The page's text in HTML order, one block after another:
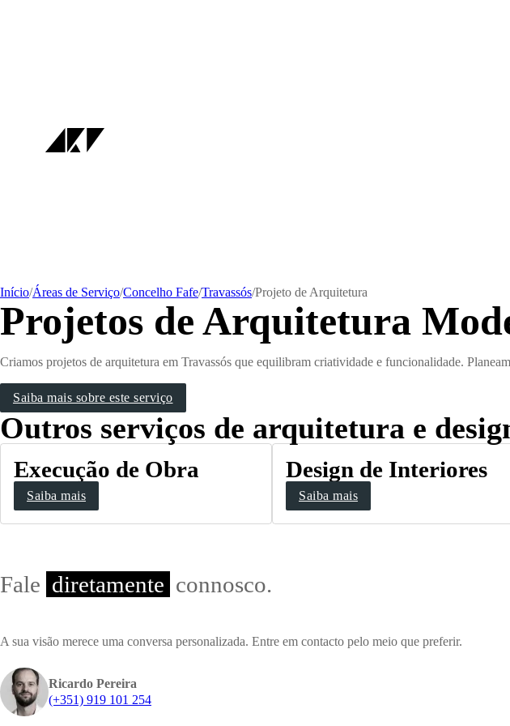
Início/Áreas de Serviço/Concelho Fafe/Travassós/Projeto de Arquitetura
Projetos de Arquitetura
Criamos projetos de arquitetura em Travassós que equilibram criatividade e funcionalidade.
Saiba mais sobre este serviço
Outros serviços de arquitetura e
Execução de Obra
Saiba mais
Design de Interiores
Saiba mais
Fale diretamente connosco.
A sua visão merece uma conversa personalizada. Entre em contacto pelo meio que preferir.
Ricardo Pereira
(+351) 919 101 254